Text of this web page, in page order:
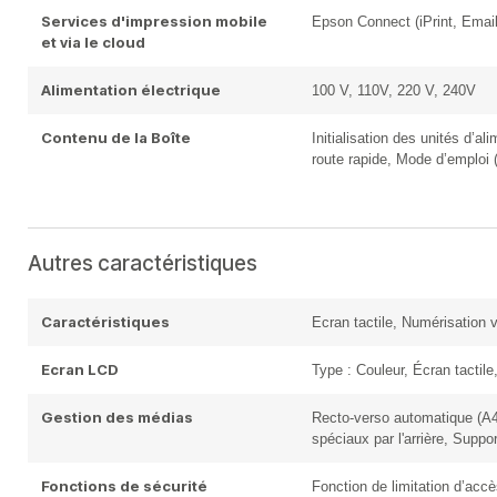
Services d'impression mobile
et via le cloud
Epson Connect (iPrint,
Alimentation électrique 100 V, 110V, 220 V, 240V
Contenu de la Boîte
Initialisation des unités
route rapide, Mode
Autres caractéristiques
Caractéristiques Ecran tactile, Numérisation
Ecran LCD Type : Couleur, Écran
Gestion des médias
Recto-verso automatique
spéciaux par l'arrière,
Fonctions de sécurité
Fonction de limitation